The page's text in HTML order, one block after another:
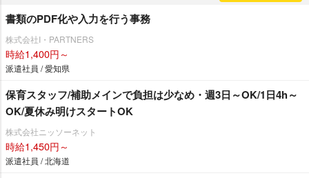
書類のPDF化や入力を行う事務
株式会社I・PARTNERS
時給1,400円～
派遣社員 / 愛知県
保育スタッフ/補助メインで負担は少なめ・週3日～OK/1日4h～
OK/夏休み明けスタートOK
株式会社ニッソーネット
時給1,450円～
派遣社員 / 北海道